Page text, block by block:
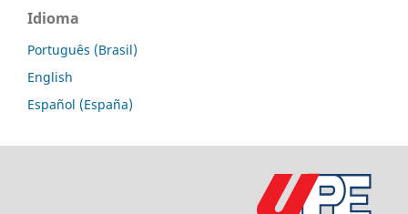
Idioma
Português (Brasil)
English
Español (España)